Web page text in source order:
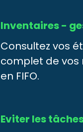
Inventaires -
Consultez vos
complet de vos
en FIFO.
Eviter les